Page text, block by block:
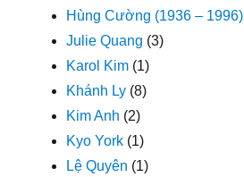
Hùng Cường (1936 – 1996)
Julie Quang (3)
Karol Kim (1)
Khánh Ly (8)
Kim Anh (2)
Kyo York (1)
Lệ Quyên (1)